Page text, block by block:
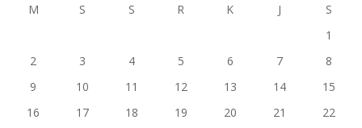
M
S S R K J
S
1
2
3 4 5 6 7
8
9
10 11 12 13 14
15
16
17 18 19 20 21
22